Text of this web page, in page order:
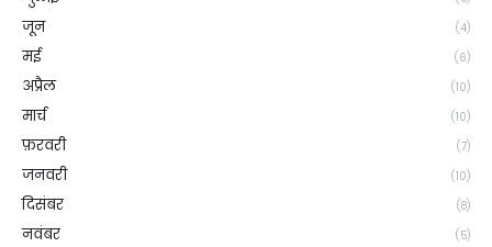
जून (4)
मई (6)
अप्रैल (10)
मार्च (10)
फ़रवरी (7)
जनवरी (10)
दिसंबर (8)
नवंबर (5)